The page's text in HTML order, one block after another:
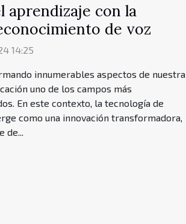
aprendizaje con la
de voz
14:25
innumerables aspectos de nuestra
uno de los campos más
En este contexto, la tecnología de
como una innovación transformadora,
de...